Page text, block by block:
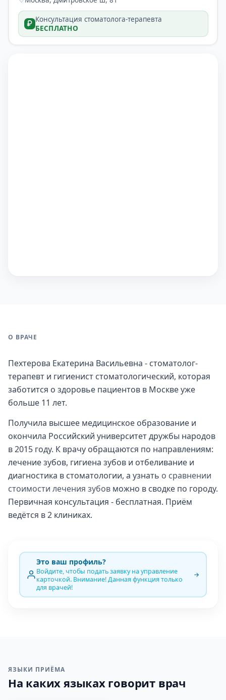
Консультация стоматолога-терапевта
БЕСПЛАТНО
О ВРАЧЕ
Пехтерова Екатерина Васильевна - стоматолог-
терапевт и гигиенист стоматологический, которая
заботится о здоровье пациентов в Москве уже
больше 11 лет.
Получила высшее медицинское образование и
окончила Российский университет дружбы народов
в 2015 году. К врачу обращаются по направлениям:
лечение зубов, гигиена зубов и отбеливание и
диагностика в стоматологии, а узнать о сравнении
стоимости лечения зубов можно в сводке по городу.
Первичная консультация - бесплатная. Приём
ведётся в 2 клиниках.
Это ваш профиль?
Войдите, чтобы подать заявку на управление
карточкой. Внимание! Данная функция только
для врачей!
ЯЗЫКИ ПРИЁМА
На каких языках говорит врач